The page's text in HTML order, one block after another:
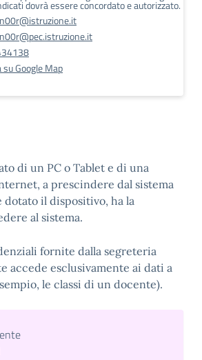
dovrà essere concordato e autorizzato.
su Google Map
di un PC o Tablet e di una
a prescindere dal sistema
il dispositivo, ha la
al sistema.
fornite dalla segreteria
accede esclusivamente ai dati a
le classi di un docente).